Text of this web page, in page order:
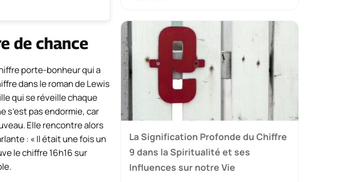
de chance
porte-bonheur qui a
dans le roman de Lewis
qui se réveille chaque
s’est pas endormie, car
Elle rencontre alors
: « Il était une fois un
le chiffre 16h16 sur
La Signification Profonde du Chiffre
9 dans la Spiritualité et ses
Influences sur notre Vie